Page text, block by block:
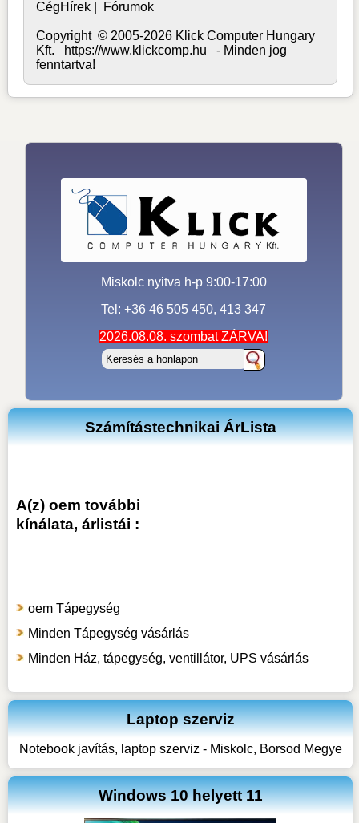
CégHírek Fórumok
Copyright © 2005-2026 Klick Computer Hungary
Kft. https://www.klickcomp.hu - Minden jog
fenntartva!
Miskolc nyitva h-p 9:00-17:00
Tel: +36 46 505 450, 413 347
2026.08.08. szombat ZÁRVA!
Számítástechnikai ÁrLista
A(z) oem további
kínálata, árlistái :
oem Tápegység
Minden Tápegység vásárlás
Minden Ház, tápegység, ventillátor, UPS vásárlás
Laptop szerviz
Notebook javítás, laptop szerviz - Miskolc, Borsod Megye
Windows 10 helyett 11